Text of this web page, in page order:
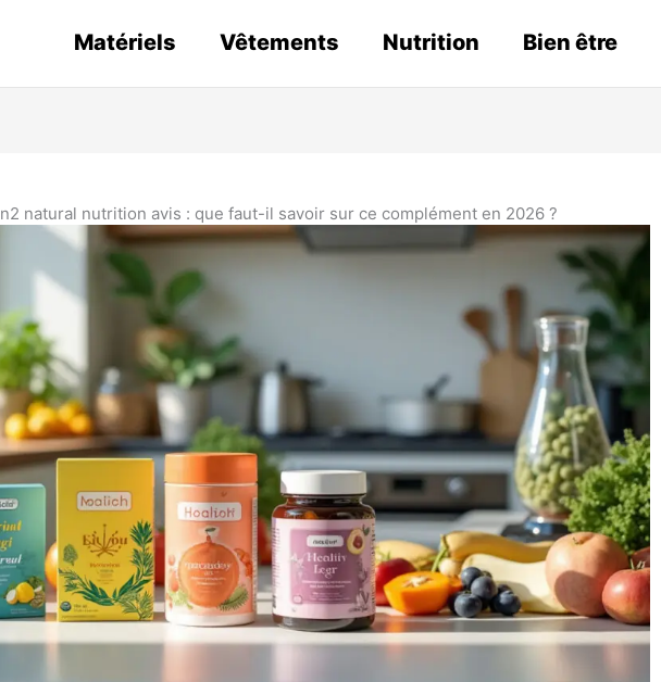
Matériels Vêtements Nutrition Bien être
n2 natural nutrition avis : que faut-il savoir sur ce complément en 2026 ?